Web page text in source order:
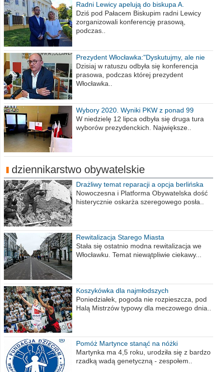
Radni Lewicy apelują do biskupa A.
Wiesława Meringa
Dziś pod Pałacem Biskupim radni Lewicy
zorganizowali konferencję prasową,
podczas..
Prezydent Włocławka:"Dyskutujmy, ale nie
obrażajmy się”
Dzisiaj w ratuszu odbyła się konferencja
prasowa, podczas której prezydent
Włocławka..
Wybory 2020. Wyniki PKW z ponad 99
procent obwodów
W niedzielę 12 lipca odbyła się druga tura
wyborów prezydenckich. Największe..
dziennikarstwo obywatelskie
Drażliwy temat reparacji a opcja berlińska
Nowoczesna i Platforma Obywatelska dość
histerycznie oskarża szeregowego posła..
Rewitalizacja Starego Miasta
Stała się ostatnio modna rewitalizacja we
Włocławku. Temat niewątpliwie ciekawy...
Koszykówka dla najmłodszych
Poniedziałek, pogoda nie rozpieszcza, pod
Halą Mistrzów typowy dla meczowego dnia..
Pomóż Martynce stanąć na nóżki
Martynka ma 4,5 roku, urodziła się z bardzo
rzadką wadą genetyczną - zespołem..